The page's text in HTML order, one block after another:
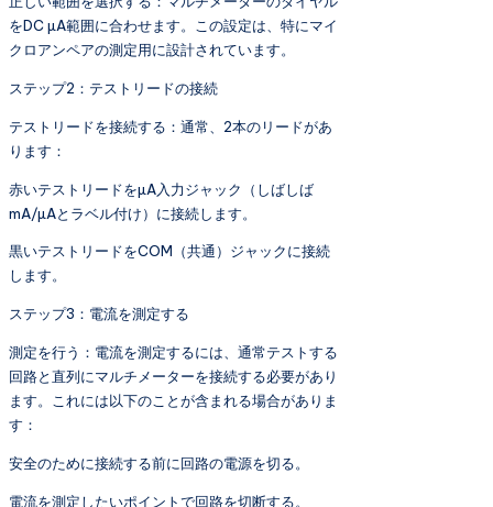
をDC µA範囲に合わせます。この設定は、特にマイ
クロアンペアの測定用に設計されています。
ステップ2：テストリードの接続
テストリードを接続する：通常、2本のリードがあ
ります：
赤いテストリードをµA入力ジャック（しばしば
mA/µAとラベル付け）に接続します。
黒いテストリードをCOM（共通）ジャックに接続
します。
ステップ3：電流を測定する
測定を行う：電流を測定するには、通常テストする
回路と直列にマルチメーターを接続する必要があり
ます。これには以下のことが含まれる場合がありま
す：
安全のために接続する前に回路の電源を切る。
電流を測定したいポイントで回路を切断する。